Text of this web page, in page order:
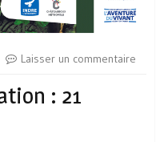
Laisser un commentaire
: 21